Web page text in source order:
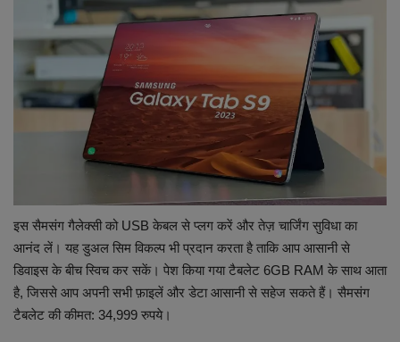
इस सैमसंग गैलेक्सी को USB केबल से प्लग करें और तेज़ चार्जिंग सुविधा का
आनंद लें। यह डुअल सिम विकल्प भी प्रदान करता है ताकि आप आसानी से
डिवाइस के बीच स्विच कर सकें। पेश किया गया टैबलेट 6GB RAM के साथ आता
है, जिससे आप अपनी सभी फ़ाइलें और डेटा आसानी से सहेज सकते हैं। सैमसंग
टैबलेट की कीमत: 34,999 रुपये।